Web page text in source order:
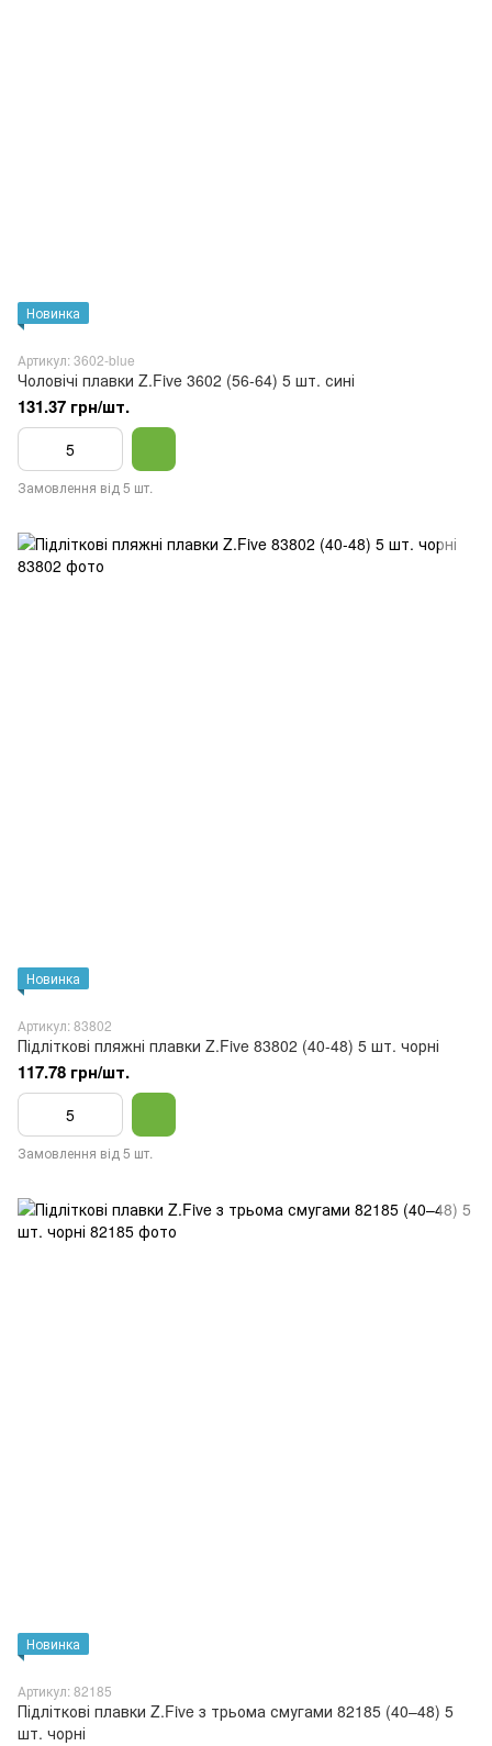
Новинка
Артикул: 3602-blue
Чоловічі плавки Z.Five 3602 (56-64) 5 шт. сині
131.37 грн/шт.
Замовлення від 5 шт.
Новинка
Артикул: 83802
Підліткові пляжні плавки Z.Five 83802 (40-48) 5 шт. чорні
117.78 грн/шт.
Замовлення від 5 шт.
Новинка
Артикул: 82185
Підліткові плавки Z.Five з трьома смугами 82185 (40–48) 5
шт. чорні